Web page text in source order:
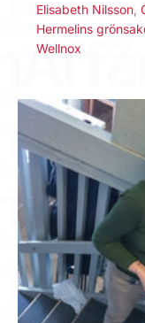
Elisabeth Nilsson
Hermelins
Wellnox